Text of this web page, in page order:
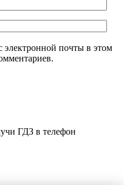
электронной почты в этом
ГДЗ в телефон